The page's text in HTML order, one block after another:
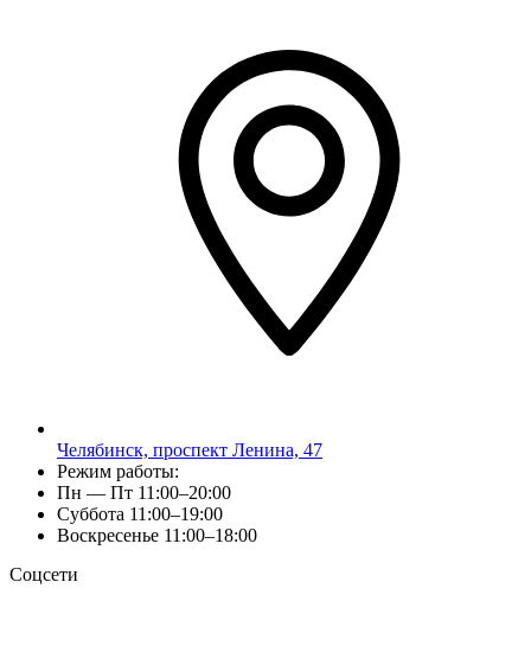
Челябинск, проспект Ленина, 47
Режим работы:
Пн — Пт 11:00–20:00
Суббота 11:00–19:00
Воскресенье 11:00–18:00
Соцсети